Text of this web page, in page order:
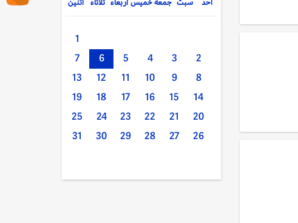
اثنين ثلاثاء اربعاء خميس جمعة سبت احد
1
2
3
4
5
6
7
8
9
10
11
12
13
14
15
16
17
18
19
20
21
22
23
24
25
26
27
28
29
30
31